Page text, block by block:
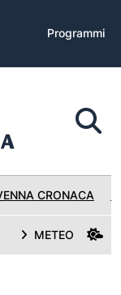
Programmi
CRONACA
METEO